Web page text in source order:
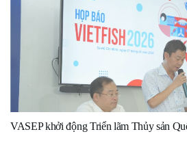
VASEP khởi động Triển lãm Thủy sản